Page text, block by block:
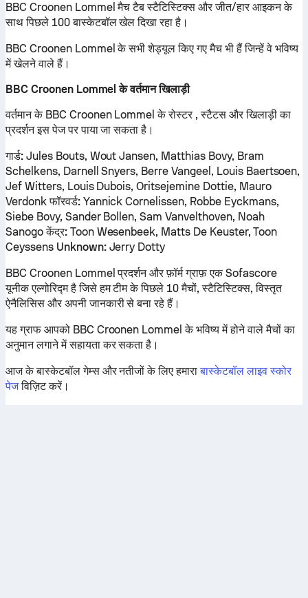
BBC Croonen Lommel मैच टैब स्टैटिस्टिक्स और जीत/हार आइकन के
साथ पिछले 100 बास्केटबॉल खेल दिखा रहा है।
BBC Croonen Lommel के सभी शेड्यूल किए गए मैच भी हैं जिन्हें वे भविष्य
में खेलने वाले हैं।
BBC Croonen Lommel के वर्तमान खिलाड़ी
वर्तमान के BBC Croonen Lommel के रोस्टर , स्टैटस और खिलाड़ी का
प्रदर्शन इस पेज पर पाया जा सकता है।
गार्ड:Jules Bouts, Wout Jansen, Matthias Bovy, Bram
Schelkens, Darnell Snyers, Berre Vangeel, Louis Baertsoen,
Jef Witters, Louis Dubois, Oritsejemine Dottie, Mauro
Verdonkफॉरवर्ड:Yannick Cornelissen, Robbe Eyckmans,
Siebe Bovy, Sander Bollen, Sam Vanvelthoven, Noah
Sanogoकेंद्र:Toon Wesenbeek, Matts De Keuster, Toon
Ceyssens Unknown:Jerry Dotty
BBC Croonen Lommel प्रदर्शन और फ़ॉर्म ग्राफ़ एक Sofascore
यूनीक एल्गोरिद्म है जिसे हम टीम के पिछले 10 मैचों, स्टैटिस्टिक्स, विस्तृत
ऐनैलिसिस और अपनी जानकारी से बना रहे हैं।
यह ग्राफ आपको BBC Croonen Lommel के भविष्य में होने वाले मैचों का
अनुमान लगाने में सहायता कर सकता है।
आज के बास्केटबॉल गेम्स और नतीजों के लिए हमाराबास्केटबॉल लाइव स्कोर
पेजविज़िट करें।